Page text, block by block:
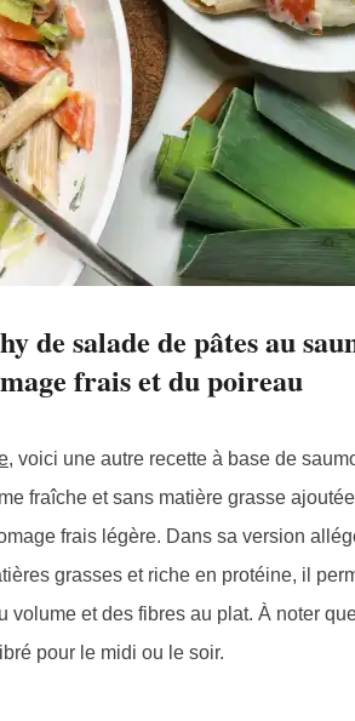
de salade de pâtes au
frais et du poireau
, voici une autre recette à base de
fraîche et sans matière grasse
frais légère. Dans sa version
grasses et riche en protéine, il
volume et des fibres au plat. À noter
pour le midi ou le soir.